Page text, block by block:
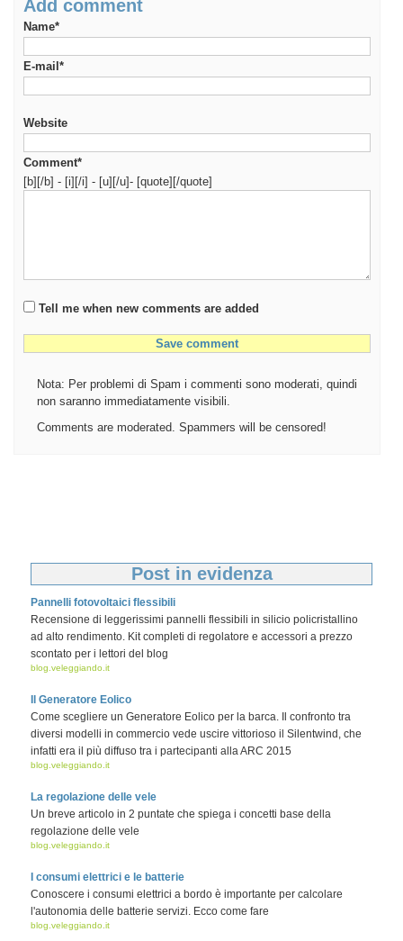
Add comment
Name*
E-mail*
Website
Comment*
[b][/b] - [i][/i] - [u][/u]- [quote][/quote]
Tell me when new comments are added
Nota: Per problemi di Spam i commenti sono moderati, quindi
non saranno immediatamente visibili.
Comments are moderated. Spammers will be censored!
Post in evidenza
Pannelli fotovoltaici flessibili
Recensione di leggerissimi pannelli flessibili in silicio policristallino
ad alto rendimento. Kit completi di regolatore e accessori a prezzo
scontato per i lettori del blog
blog.veleggiando.it
Il Generatore Eolico
Come scegliere un Generatore Eolico per la barca. Il confronto tra
diversi modelli in commercio vede uscire vittorioso il Silentwind, che
infatti era il più diffuso tra i partecipanti alla ARC 2015
blog.veleggiando.it
La regolazione delle vele
Un breve articolo in 2 puntate che spiega i concetti base della
regolazione delle vele
blog.veleggiando.it
I consumi elettrici e le batterie
Conoscere i consumi elettrici a bordo è importante per calcolare
l'autonomia delle batterie servizi. Ecco come fare
blog.veleggiando.it